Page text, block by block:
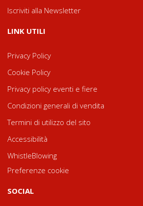
Iscriviti alla Newsletter
LINK UTILI
Privacy Policy
Cookie Policy
Privacy policy eventi e fiere
Condizioni generali di vendita
Termini di utilizzo del sito
Accessibilità
WhistleBlowing
Preferenze cookie
SOCIAL